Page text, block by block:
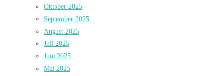
Oktober 2025
September 2025
August 2025
Juli 2025
Juni 2025
Mai 2025